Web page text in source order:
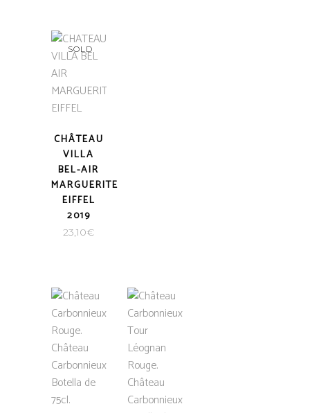
SOLD
CHÂTEAU
VILLA
BEL-AIR
MARGUERITE
EIFFEL
2019
23,10€